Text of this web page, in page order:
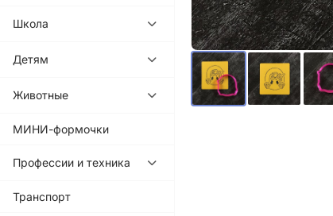
Школа
Детям
Животные
МИНИ-формочки
Профессии и техника
Транспорт